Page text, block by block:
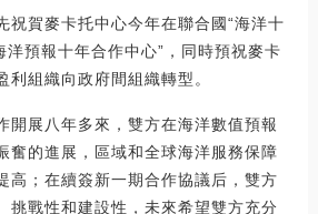
祝賀麥卡托中心今年在聯合國“海洋十
洋預報十年合作中心”，同時預祝麥卡
利組織向政府間組織轉型。
開展八年多來，雙方在海洋數值預報
奮的進展，區域和全球海洋服務保障
高；在續簽新一期合作協議后，雙方
挑戰性和建設性，未來希望雙方充分